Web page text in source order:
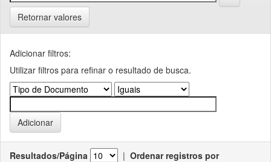
Retornar valores
Adicionar filtros:
Utilizar filtros para refinar o resultado de busca.
Resultados/Página | Ordenar registros por